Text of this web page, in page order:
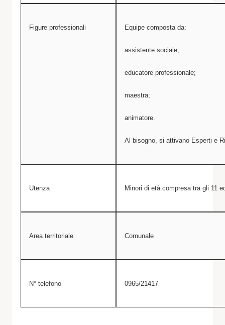
Figure professionali Equipe composta da:
assistente sociale;
educatore professionale;
maestra;
animatore.
Al bisogno, si attivano Esperti e
Utenza Minori di età compresa tra gli 11
Area territoriale Comunale
N° telefono 0965/21417